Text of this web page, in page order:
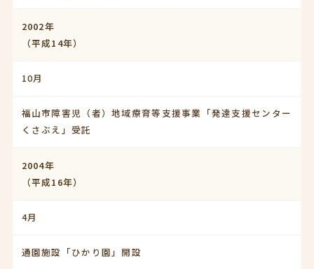
2002年
（平成14年）
10月
福山市障害児（者）地域療育等支援事業「発達支援センター
くさぶえ」受託
2004年
（平成16年）
4月
通園施設「ひかり園」開設